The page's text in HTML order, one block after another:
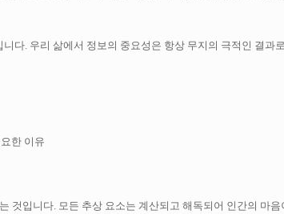
니다. 우리 삶에서 정보의 중요성은 항상 무지의 극적인 결과
것입니다. 모든 추상 요소는 계산되고 해독되어 인간의 마